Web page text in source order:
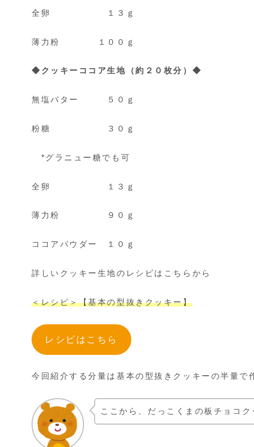
全卵 １３ｇ
薄力粉 １００ｇ
◆クッキーココア生地（約２０枚分）◆
無塩バター ５０ｇ
粉糖 ３０ｇ
*グラニュー糖でも可
全卵 １３ｇ
薄力粉 ９０ｇ
ココアパウダー １０ｇ
詳しいクッキー生地のレシピはこちらから
＜レシピ＞【基本の型抜きクッキー】
レシピはこちら
今回紹介する分量は基本の型抜きクッキーの半量で
ここから、だっこくまの板チョコク